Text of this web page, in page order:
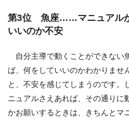
第3位 魚座……マニュアル
いいのか不安
自分主導で動くことができない
ば、何をしていいのかわかりませ
と、不安を感じてしまうのです。
ニュアルさえあれば、その通りに
かお願いするときは、きちんとマ